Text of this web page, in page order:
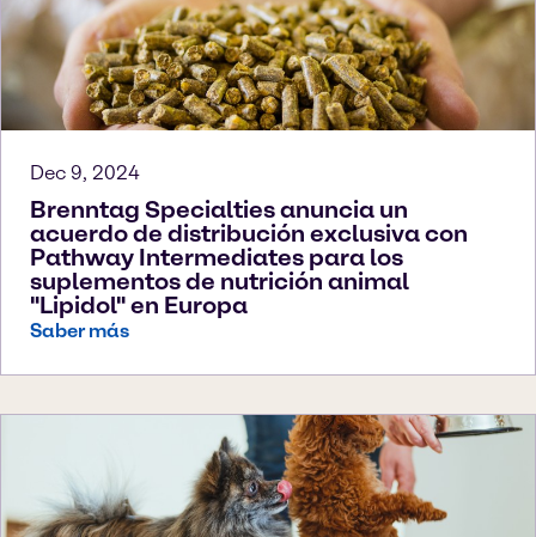
Dec 9, 2024
Brenntag Specialties anuncia un
acuerdo de distribución exclusiva con
Pathway Intermediates para los
suplementos de nutrición animal
"Lipidol" en Europa
Saber más